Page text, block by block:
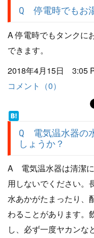
Q 停電時でもお
A 停電時でもタンクに
できます。
2018年4月15日 3:05
コメント（0）
Q 電気温水器の
しょうか？
A 電気温水器は清潔
用しないでください。
水あかがたまったり、
わることがあります。
し、必ず一度ヤカンな